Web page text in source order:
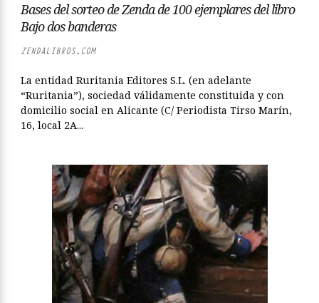
Bases del sorteo de Zenda de 100 ejemplares del libro
Bajo dos banderas
ZENDALIBROS.COM
La entidad Ruritania Editores S.L. (en adelante
“Ruritania”), sociedad válidamente constituida y con
domicilio social en Alicante (C/ Periodista Tirso Marín,
16, local 2A...